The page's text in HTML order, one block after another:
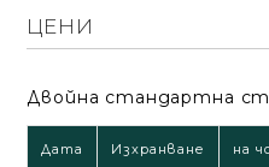
ЦЕНИ
Двойна стандартна
Дата Изхранване на